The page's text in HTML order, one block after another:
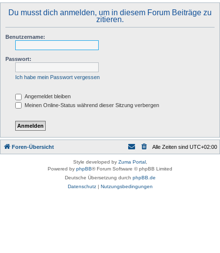
Du musst dich anmelden, um in diesem Forum Beiträge zu
zitieren.
Benutzername:
Passwort:
Ich habe mein Passwort vergessen
Angemeldet bleiben
Meinen Online-Status während dieser Sitzung verbergen
Foren-Übersicht Alle Zeiten sind UTC+02:00
Style developed by Zuma Portal,
Powered by phpBB® Forum Software © phpBB Limited
Deutsche Übersetzung durch phpBB.de
Datenschutz| Nutzungsbedingungen